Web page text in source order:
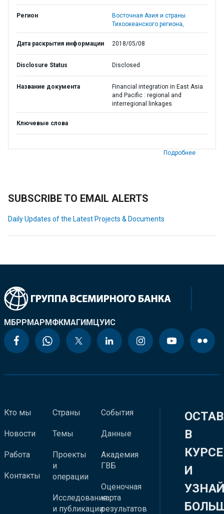
Регион
Восточная Азия и страны
Тихоокеанского региона,
Дата раскрытия информации 2018/05/08
Disclosure Status Disclosed
Название документа
Financial integration in East Asia
and Pacific : regional and
interregional linkages
Ключевые слова
Подробнее
SUBSCRIBE TO EMAIL ALERTS
Daily Updates of the Latest Projects & Documents
МБРРМАРМФКМАГИМЦУИС
Кто мы
Новости
Работа
Контакты
Страны
Темы
Проекты
и
операции
Исследования
и публикации
События
Данные
Академия
ГВБ
Оценочная
карта
результатов
В
КУРСЕ
И